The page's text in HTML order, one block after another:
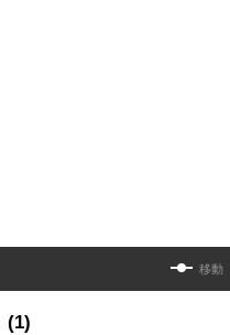
移動
(1)